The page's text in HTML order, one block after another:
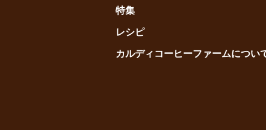
特集
レシピ
カルディコーヒーファームについ